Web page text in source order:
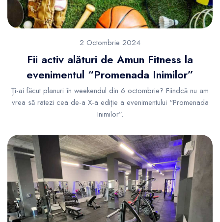
2 Octombrie 2024
Fii activ alături de Amun Fitness la
evenimentul “Promenada Inimilor”
Ți-ai făcut planuri în weekendul din 6 octombrie? Fiindcă nu am
vrea să ratezi cea de-a X-a ediție a evenimentului “Promenada
Inimilor”.